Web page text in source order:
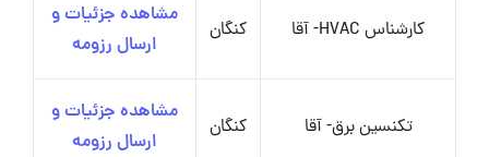
کارشناس HVAC- آقا کنگان
مشاهده جزئیات و
ارسال رزومه
تکنسین برق- آقا کنگان
مشاهده جزئیات و
ارسال رزومه